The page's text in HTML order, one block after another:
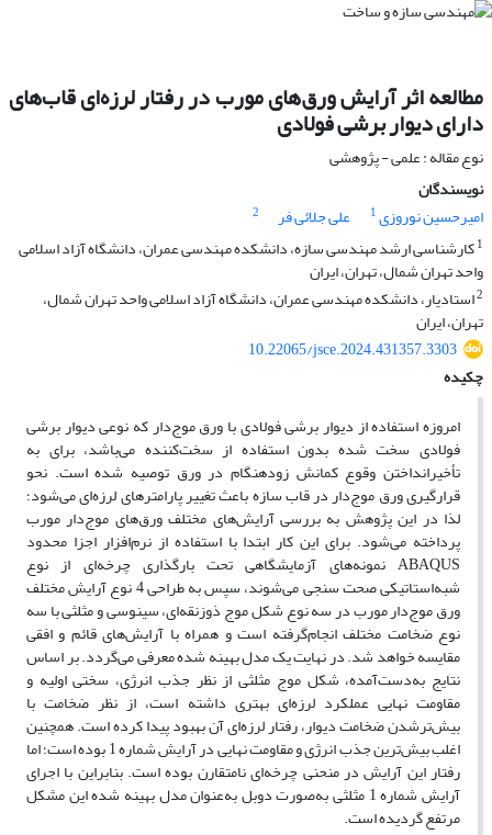
مطالعه اثر آرایش ورق‌های مورب در رفتار لرزه‌ای قاب‌های
دارای دیوار برشی فولادی
نوع مقاله : علمی - پژوهشی
نویسندگان
امیرحسین نوروزی1 علی جلائی فر
2
1کارشناسی ارشد مهندسی سازه، دانشکده مهندسی عمران، دانشگاه آزاد اسلامی
واحد تهران شمال، تهران، ایران
2استادیار، دانشکده مهندسی عمران، دانشگاه آزاد اسلامی واحد تهران شمال،
تهران، ایران
10.22065/jsce.2024.431357.3303
چکیده
امروزه استفاده از دیوار برشی فولادی با ورق موج‌دار که نوعی دیوار برشی
فولادی سخت شده بدون استفاده از سخت‌کننده می‌باشد، برای به
تأخیرانداختن وقوع کمانش زودهنگام در ورق توصیه شده است. نحو
قرارگیری ورق موج‌دار در قاب سازه باعث تغییر پارامترهای لرزه‌ای می‌شود؛
لذا در این پژوهش به بررسی آرایش‌های مختلف ورق‌های موج‌دار مورب
پرداخته می‌شود. برای این کار ابتدا با استفاده از نرم‌افزار اجزا محدود
ABAQUS نمونه‌های آزمایشگاهی تحت بارگذاری چرخه‌ای از نوع
شبه‌استاتیکی صحت سنجی می‌شوند، سپس به طراحی 4 نوع آرایش مختلف
ورق موج‌دار مورب در سه نوع شکل موج ذوزنقه‌ای، سینوسی و مثلثی با سه
نوع ضخامت مختلف انجام‌گرفته است و همراه با آرایش‌های قائم و افقی
مقایسه خواهد شد. در نهایت یک مدل بهینه شده معرفی می‌گردد. بر اساس
نتایج به‌دست‌آمده، شکل موج مثلثی از نظر جذب انرژی، سختی اولیه و
مقاومت نهایی عملکرد لرزه‌ای بهتری داشته است، از نظر ضخامت با
بیش‌ترشدن ضخامت دیوار، رفتار لرزه‌ای آن بهبود پیدا کرده است. همچنین
اغلب بیش‌ترین جذب انرژی و مقاومت نهایی در آرایش شماره 1 بوده است؛ اما
رفتار این آرایش در منحنی چرخه‌ای نامتقارن بوده است. بنابراین با اجرای
آرایش شماره 1 مثلثی به‌صورت دوبل به‌عنوان مدل بهینه شده این مشکل
مرتفع گردیده است.